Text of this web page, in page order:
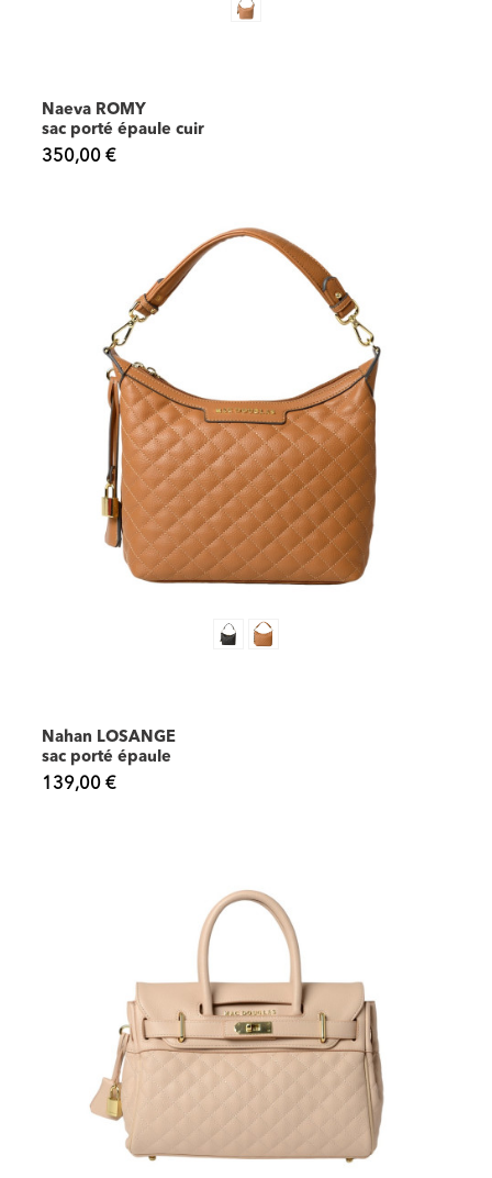
Naeva ROMY
sac porté épaule cuir
350,00 €
Nahan LOSANGE
sac porté épaule
139,00 €